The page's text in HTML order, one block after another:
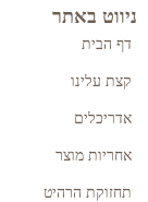
ניווט באתר
דף הבית
קצת עלינו
אדריכלים
אחריות מוצר
תחזוקת הרהיט